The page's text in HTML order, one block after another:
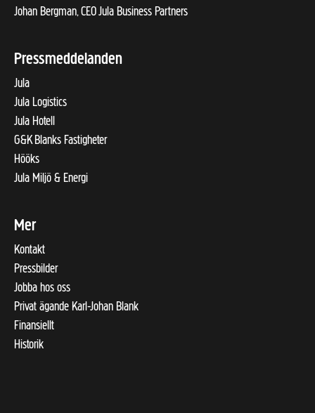
Johan Bergman, CEO Jula Business Partners
Pressmeddelanden
Jula
Jula Logistics
Jula Hotell
G&K Blanks Fastigheter
Hööks
Jula Miljö & Energi
Mer
Kontakt
Pressbilder
Jobba hos oss
Privat ägande Karl-Johan Blank
Finansiellt
Historik